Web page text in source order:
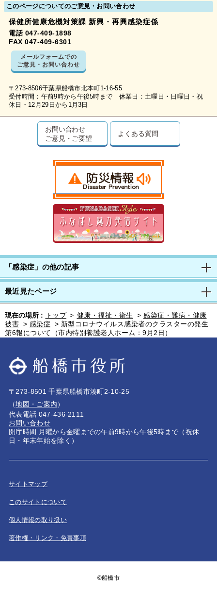
このページについてのご意見・お問い合わせ
保健所健康危機対策課 新興・再興感染症係
電話 047-409-1898
FAX 047-409-6301
メールフォームでの
ご意見・お問い合わせ
〒273-8506千葉県船橋市北本町1-16-55
受付時間：午前9時から午後5時まで 休業日：土曜日・日曜日・祝
休日・12月29日から1月3日
お問い合わせ
ご意見・ご要望
よくある質問
「感染症」の他の記事
最近見たページ
現在の場所 : トップ > 健康・福祉・衛生 > 感染症・難病・健康
被害 > 感染症 > 新型コロナウイルス感染者のクラスターの発生
第6報について（市内特別養護老人ホーム：9月2日）
〒273-8501 千葉県船橋市湊町2-10-25
（地図・ご案内）
代表電話 047-436-2111
お問い合わせ
開庁時間 月曜から金曜までの午前9時から午後5時まで（祝休
日・年末年始を除く）
サイトマップ
このサイトについて
個人情報の取り扱い
著作権・リンク・免責事項
©船橋市